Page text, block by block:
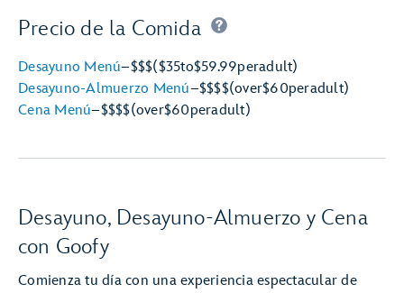
Precio de la Comida
Desayuno Menú–$$$($35to$59.99peradult)
Desayuno-Almuerzo Menú–$$$$(over$60peradult)
Cena Menú–$$$$(over$60peradult)
Desayuno, Desayuno-Almuerzo y Cena
con Goofy
Comienza tu día con una experiencia espectacular de